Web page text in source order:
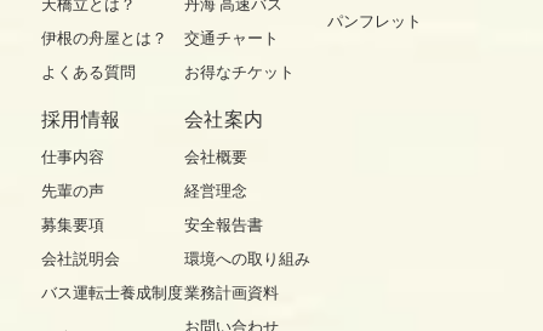
天橋立とは？
伊根の舟屋とは？
よくある質問
丹海 高速バス
交通チャート
お得なチケット
パンフレット
採用情報
仕事内容
先輩の声
募集要項
会社説明会
バス運転士養成制度
会社案内
会社概要
経営理念
安全報告書
環境への取り組み
業務計画資料
お問い合わせ